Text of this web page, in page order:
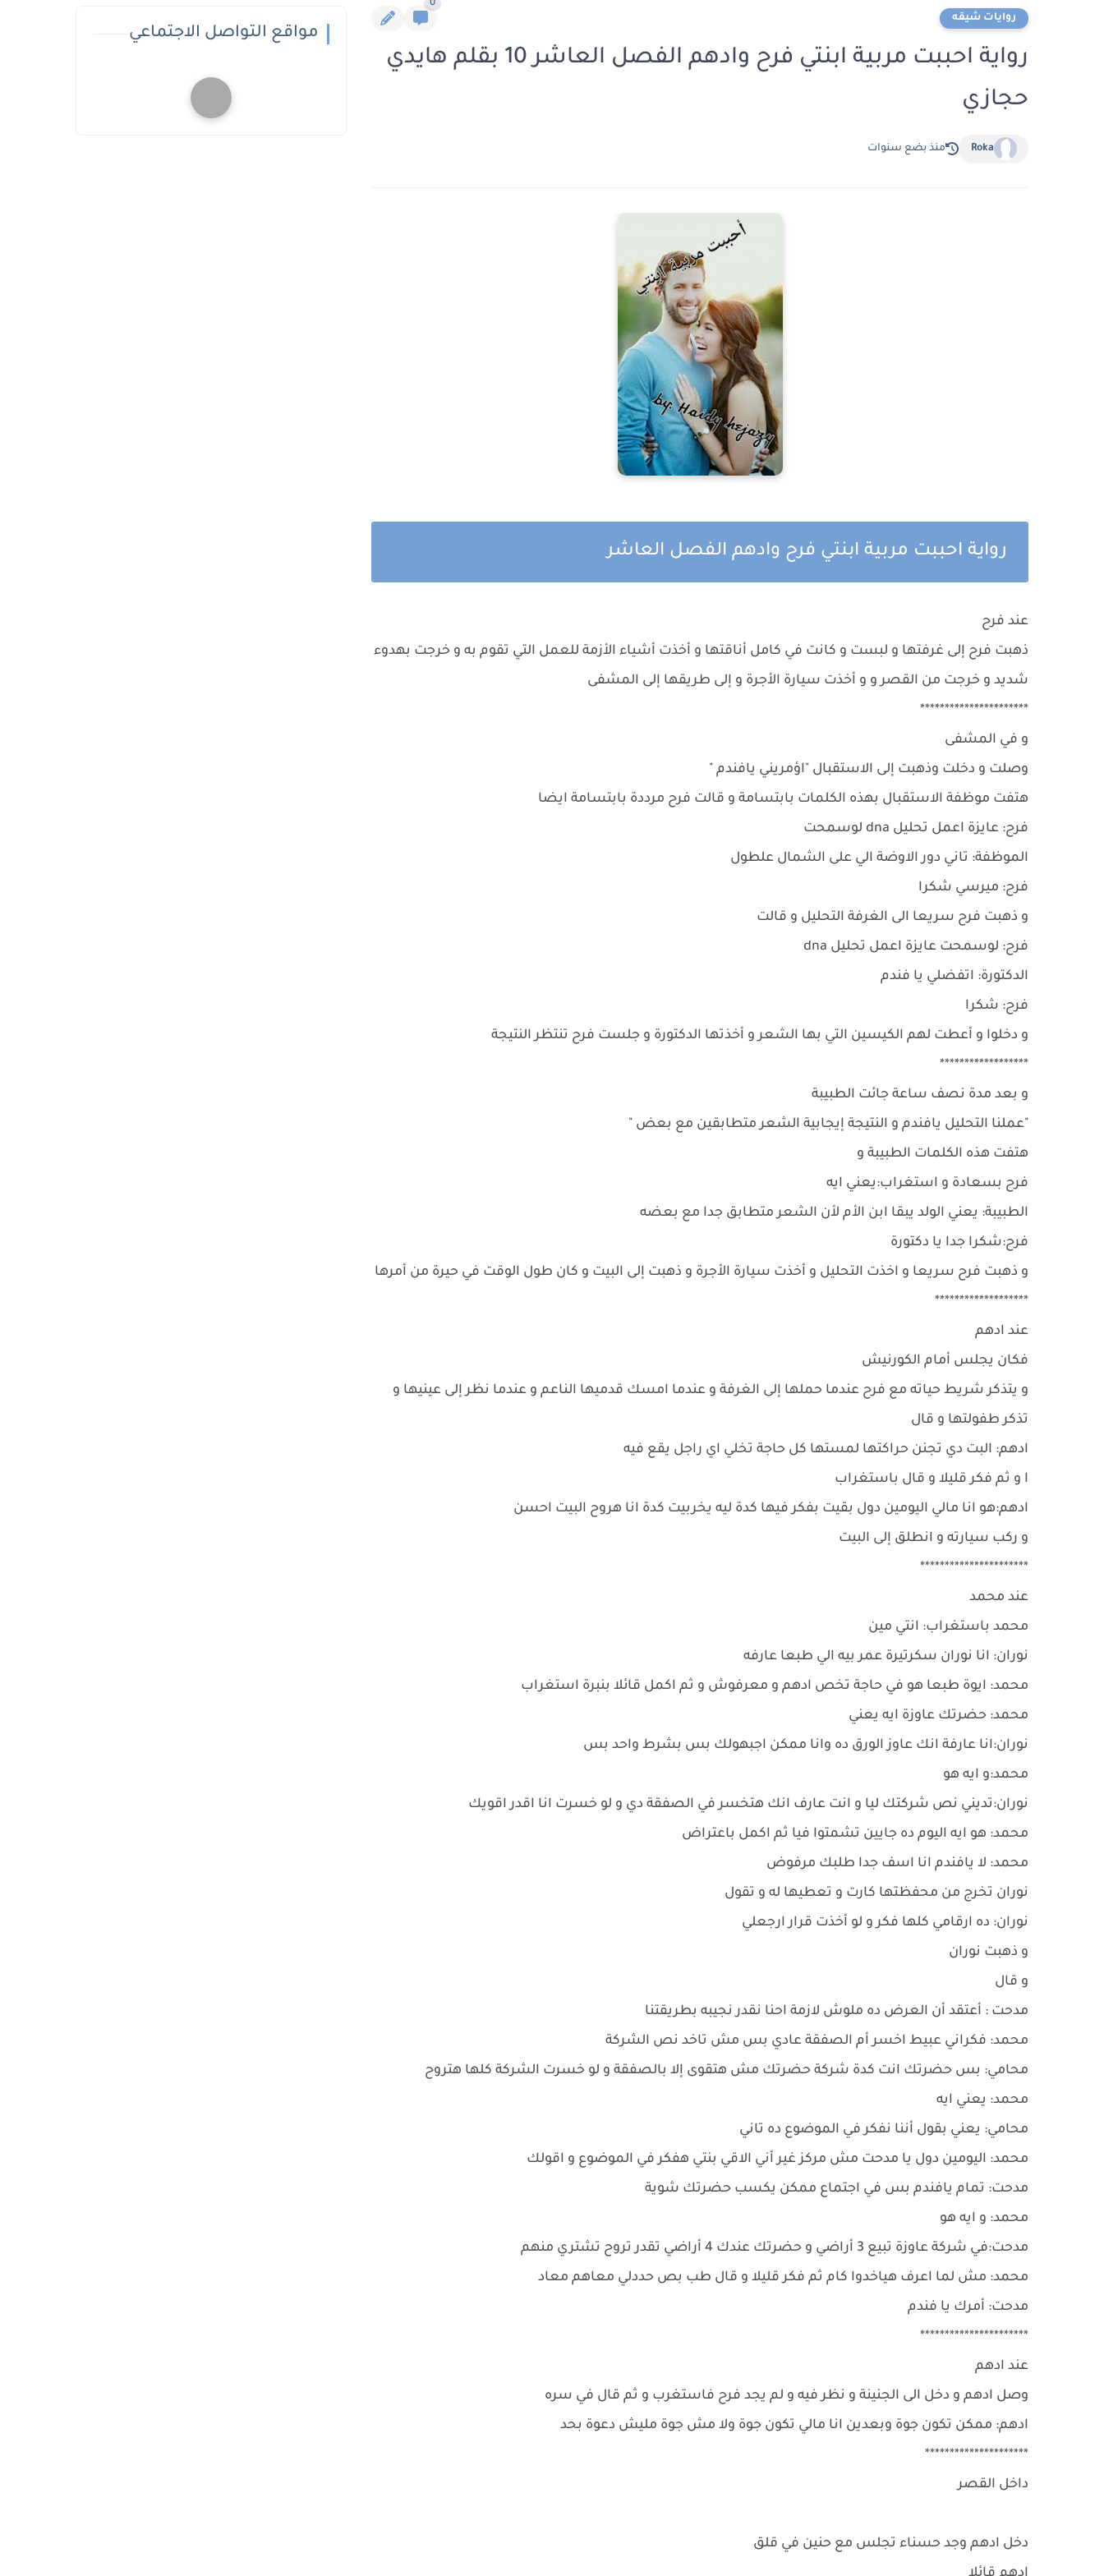
روايات شيقه
0
رواية احببت مربية ابنتي فرح وادهم الفصل العاشر 10 بقلم هايدي
حجازي
Roka منذ بضع سنوات
رواية احببت مربية ابنتي فرح وادهم الفصل العاشر
عند فرح
ذهبت فرح إلى غرفتها و لبست و كانت في كامل أناقتها و أخذت أشياء الأزمة للعمل التي تقوم به و خرجت بهدوء
شديد و خرجت من القصر و و أخذت سيارة الأجرة و إلى طريقها إلى المشفى
**********************
و في المشفى
وصلت و دخلت وذهبت إلى الاستقبال "اؤمريني يافندم "
هتفت موظفة الاستقبال بهذه الكلمات بابتسامة و قالت فرح مرددة بابتسامة ايضا
فرح: عايزة اعمل تحليل dna لوسمحت
الموظفة: تاني دور الاوضة الي على الشمال علطول
فرح: ميرسي شكرا
و ذهبت فرح سريعا الى الغرفة التحليل و قالت
فرح: لوسمحت عايزة اعمل تحليل dna
الدكتورة: اتفضلي يا فندم
فرح: شكرا
و دخلوا و أعطت لهم الكيسين التي بها الشعر و أخذتها الدكتورة و جلست فرح تنتظر النتيجة
******************
و بعد مدة نصف ساعة جائت الطبيبة
"عملنا التحليل يافندم و النتيجة إيجابية الشعر متطابقين مع بعض "
هتفت هذه الكلمات الطبيبة و
فرح بسعادة و استغراب:يعني ايه
الطبيبة: يعني الولد يبقا ابن الأم لأن الشعر متطابق جدا مع بعضه
فرح:شكرا جدا يا دكتورة
و ذهبت فرح سريعا و اخذت التحليل و أخذت سيارة الأجرة و ذهبت إلى البيت و كان طول الوقت في حيرة من أمرها
*******************
عند ادهم
فكان يجلس أمام الكورنيش
و يتذكر شريط حياته مع فرح عندما حملها إلى الغرفة و عندما امسك قدميها الناعم و عندما نظر إلى عينيها و
تذكر طفولتها و قال
ادهم: البت دي تجنن حراكتها لمستها كل حاجة تخلي اي راجل يقع فيه
ا و ثم فكر قليلا و قال باستغراب
ادهم:هو انا مالي اليومين دول بقيت بفكر فيها كدة ليه يخربيت كدة انا هروح البيت احسن
و ركب سيارته و انطلق إلى البيت
**********************
عند محمد
محمد باستغراب: انتي مين
نوران: انا نوران سكرتيرة عمر بيه الي طبعا عارفه
محمد: ايوة طبعا هو في حاجة تخص ادهم و معرفوش و ثم اكمل قائلا بنبرة استغراب
محمد: حضرتك عاوزة ايه يعني
نوران:انا عارفة انك عاوز الورق ده وانا ممكن اجبهولك بس بشرط واحد بس
محمد:و ايه هو
نوران:تديني نص شركتك ليا و انت عارف انك هتخسر في الصفقة دي و لو خسرت انا اقدر اقويك
محمد: هو ايه اليوم ده جايين تشمتوا فيا ثم اكمل باعتراض
محمد: لا يافندم انا اسف جدا طلبك مرفوض
نوران تخرج من محفظتها كارت و تعطيها له و تقول
نوران: ده ارقامي كلها فكر و لو أخذت قرار ارجعلي
و ذهبت نوران
و قال
مدحت : أعتقد أن العرض ده ملوش لازمة احنا نقدر نجيبه بطريقتنا
محمد: فكراني عبيط اخسر أم الصفقة عادي بس مش تاخد نص الشركة
محامي: بس حضرتك انت كدة شركة حضرتك مش هتقوى إلا بالصفقة و لو خسرت الشركة كلها هتروح
محمد: يعني ايه
محامي: يعني بقول أننا نفكر في الموضوع ده تاني
محمد: اليومين دول يا مدحت مش مركز غير أني الاقي بنتي هفكر في الموضوع و اقولك
مدحت: تمام يافندم بس في اجتماع ممكن يكسب حضرتك شوية
محمد: و ايه هو
مدحت:في شركة عاوزة تبيع 3 أراضي و حضرتك عندك 4 أراضي تقدر تروح تشتري منهم
محمد: مش لما اعرف هياخدوا كام ثم فكر قليلا و قال طب بص حددلي معاهم معاد
مدحت: أمرك يا فندم
**********************
عند ادهم
وصل ادهم و دخل الى الجنينة و نظر فيه و لم يجد فرح فاستغرب و ثم قال في سره
ادهم: ممكن تكون جوة وبعدين انا مالي تكون جوة ولا مش جوة مليش دعوة بحد
*********************
داخل القصر
دخل ادهم وجد حسناء تجلس مع حنين في قلق
مواقع التواصل الاجتماعي